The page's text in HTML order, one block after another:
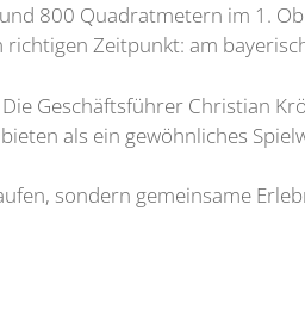
800 Quadratmetern im 1.
Zeitpunkt: am
Geschäftsführer Christian
als ein gewöhnliches
sondern gemeinsame